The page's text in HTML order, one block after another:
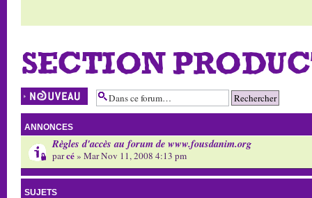
SECTION
Écrire un nouveau
sujet
ANNONCES
Règles d'accès au forum de www.fousdanim.org
parcé» Mar Nov 11, 2008 4:13 pm
SUJETS